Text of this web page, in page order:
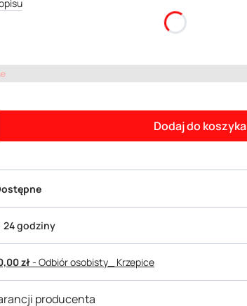
Dodaj do koszyka
24 godziny
zł- Odbiór osobisty_ Krzepice
producenta